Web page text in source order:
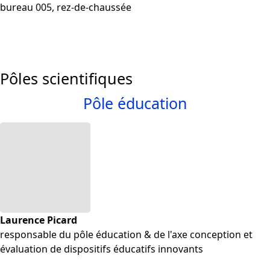
bureau 005, rez-de-chaussée
Pôles scientifiques
Pôle éducation
Laurence Picard
responsable du pôle éducation & de l'axe conception et
évaluation de dispositifs éducatifs innovants